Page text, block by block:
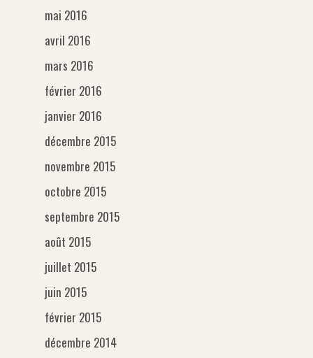
mai 2016
avril 2016
mars 2016
février 2016
janvier 2016
décembre 2015
novembre 2015
octobre 2015
septembre 2015
août 2015
juillet 2015
juin 2015
février 2015
décembre 2014